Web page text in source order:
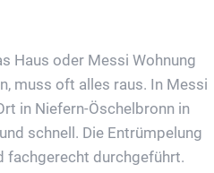
Haus oder Messi Wohnung
muss oft alles raus. In Messi
in Niefern-Öschelbronn in
schnell. Die Entrümpelung
fachgerecht durchgeführt.